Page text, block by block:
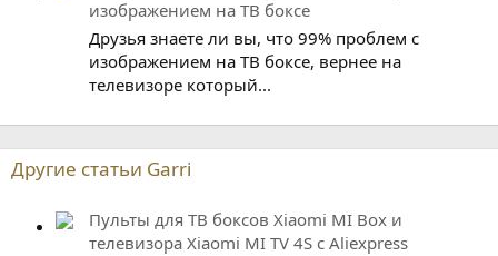
изображением на ТВ боксе
Друзья знаете ли вы, что 99% проблем с
изображением на ТВ боксе, вернее на
телевизоре который...
Другие статьи Garri
Пульты для ТВ боксов Xiaomi MI Box и
телевизора Xiaomi MI TV 4S с Aliexpress